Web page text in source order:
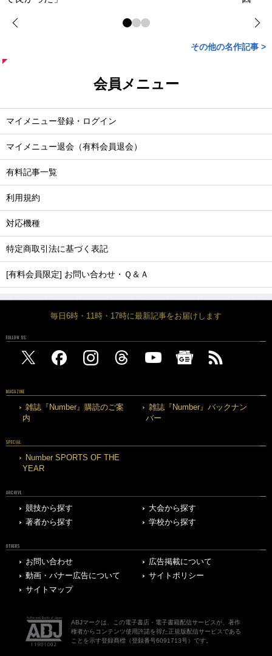
その他の名作記事 >
会員メニュー
マイメニュー登録・ログイン
マイメニュー退会（有料会員退会）
有料記事一覧
利用規約
対応機種
特定商取引法に基づく表記
[有料会員限定] お問い合わせ・Ｑ＆Ａ
毎日6時・11時・17時に最新記事をお届けします
FOLLOW US
MAGAZINE
雑誌『Number』購読のご案
内
雑誌『Number』バックナン
バー
SPECIAL
Number SPORTS OF THE
YEAR
ARCHIVE
競技から探す
大会から探す
著者から探す
学校から探す
OTHERS
お問い合わせ
広告掲載について
動画・バナー広告について
サイトポリシー
サイトマップ
ABJマークは、この電子書店・電子書籍配信サービスが、著作
権者からコンテンツ使用許諾を得た正規版配信サービスである
ことを示す登録商標（登録番号6091713号）です。